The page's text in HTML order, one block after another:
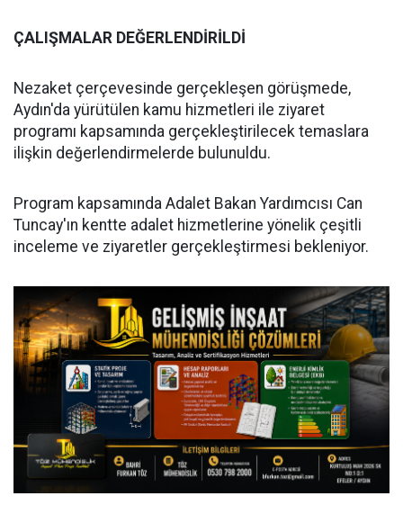
ÇALIŞMALAR DEĞERLENDİRİLDİ
Nezaket çerçevesinde gerçekleşen görüşmede,
Aydın'da yürütülen kamu hizmetleri ile ziyaret
programı kapsamında gerçekleştirilecek temaslara
ilişkin değerlendirmelerde bulunuldu.
Program kapsamında Adalet Bakan Yardımcısı Can
Tuncay'ın kentte adalet hizmetlerine yönelik çeşitli
inceleme ve ziyaretler gerçekleştirmesi bekleniyor.